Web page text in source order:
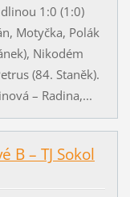
1:0 (1:0)
Motyčka, Polák
Nikodém
(84. Staněk).
– Radina,...
B – TJ Sokol